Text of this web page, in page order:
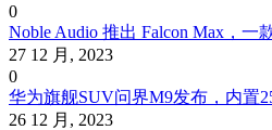
0
Noble Audio 推出 Falcon Max，一
27 12 月, 2023
0
华为旗舰SUV问界M9发布，内置
26 12 月, 2023